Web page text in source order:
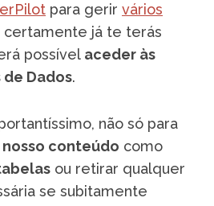
para gerir vários
certamente já te terás
possível aceder às
de Dados.
não só para
nosso conteúdo como
ou retirar qualquer
se subitamente